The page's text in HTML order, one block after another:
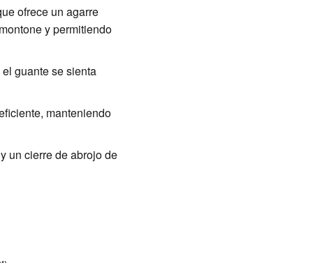
ofrece un agarre
y permitiendo
guante se sienta
manteniendo
un cierre de abrojo de